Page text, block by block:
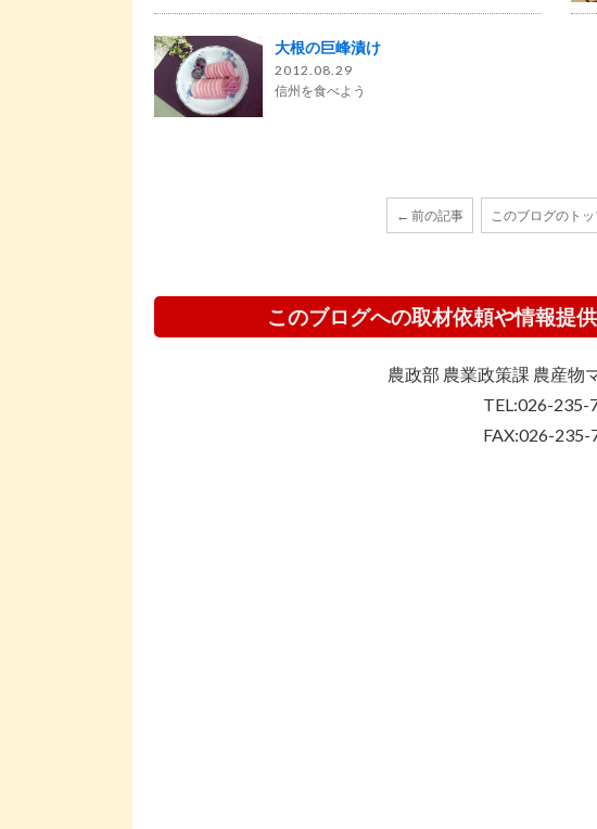
大根の巨峰漬け
2012.08.29
信州を食べよう
← 前の記事 このブログのト
このブログへの取材依頼や情報提
農政部 農業政策課 農産物
TEL:026-235-
FAX:026-235-